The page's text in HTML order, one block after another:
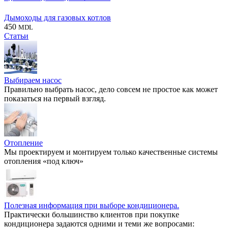
Дымоходы для газовых котлов
450 MDL
Статьи
Выбираем насос
Правильно выбрать насос, дело совсем не простое как может
показаться на первый взгляд.
Отопление
Мы проектируем и монтируем только качественные системы
отопления «под ключ»
Полезная информация при выборе кондиционера.
Практически большинство клиентов при покупке
кондиционера задаются одними и теми же вопросами: